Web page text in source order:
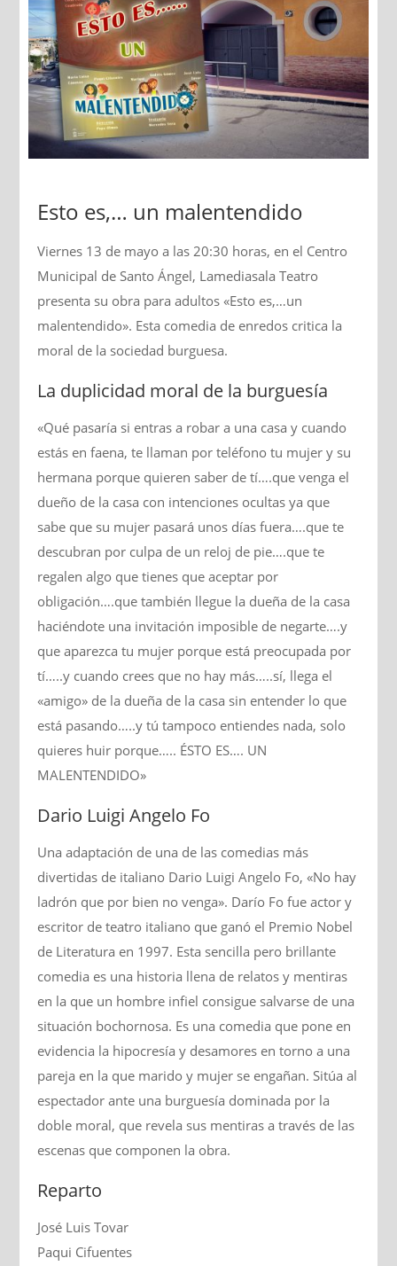
Esto es,… un malentendido
Viernes 13 de mayo a las 20:30 horas, en el Centro
Municipal de Santo Ángel, Lamediasala Teatro
presenta su obra para adultos «Esto es,…un
malentendido». Esta comedia de enredos critica la
moral de la sociedad burguesa.
La duplicidad moral de la burguesía
«Qué pasaría si entras a robar a una casa y cuando
estás en faena, te llaman por teléfono tu mujer y su
hermana porque quieren saber de tí….que venga el
dueño de la casa con intenciones ocultas ya que
sabe que su mujer pasará unos días fuera….que te
descubran por culpa de un reloj de pie….que te
regalen algo que tienes que aceptar por
obligación….que también llegue la dueña de la casa
haciéndote una invitación imposible de negarte….y
que aparezca tu mujer porque está preocupada por
tí…..y cuando crees que no hay más…..sí, llega el
«amigo» de la dueña de la casa sin entender lo que
está pasando…..y tú tampoco entiendes nada, solo
quieres huir porque….. ÉSTO ES…. UN
MALENTENDIDO»
Dario Luigi Angelo Fo
Una adaptación de una de las comedias más
divertidas de italiano Dario Luigi Angelo Fo, «No hay
ladrón que por bien no venga». Darío Fo fue actor y
escritor de teatro italiano que ganó el Premio Nobel
de Literatura en 1997. Esta sencilla pero brillante
comedia es una historia llena de relatos y mentiras
en la que un hombre infiel consigue salvarse de una
situación bochornosa. Es una comedia que pone en
evidencia la hipocresía y desamores en torno a una
pareja en la que marido y mujer se engañan. Sitúa al
espectador ante una burguesía dominada por la
doble moral, que revela sus mentiras a través de las
escenas que componen la obra.
Reparto
José Luis Tovar
Paqui Cifuentes